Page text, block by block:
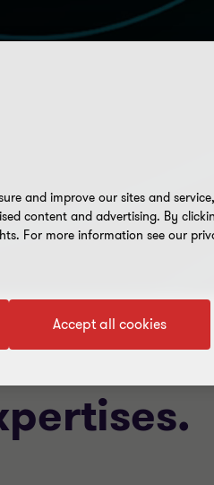
and improve our sites and
content and advertising. By
For more information see our
Accept all cookies